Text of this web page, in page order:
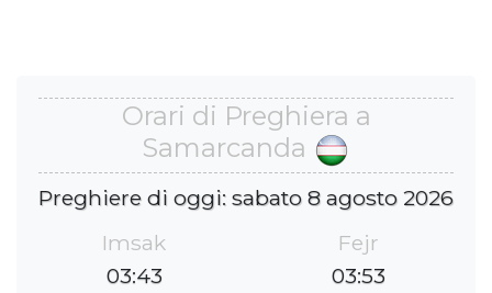
Orari di Preghiera a
Samarcanda
Preghiere di oggi: sabato 8 agosto 2026
Imsak
03:43
Fejr
03:53